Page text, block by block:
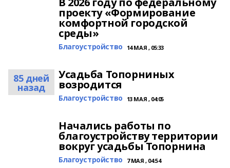
проекту «Формирование
комфортной городской
среды»
Благоустройство 14 МАЯ , 05:33
85 дней
назад
Усадьба Топорниных
возродится
Благоустройство 13 МАЯ , 04:05
Начались работы по
благоустройству территории
вокруг усадьбы Топорнина
Благоустройство 7 МАЯ , 04:54